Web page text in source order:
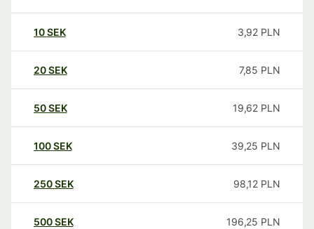
10SEK 3,92 PLN
20SEK 7,85 PLN
50SEK 19,62 PLN
100SEK 39,25 PLN
250SEK 98,12 PLN
500SEK 196,25 PLN